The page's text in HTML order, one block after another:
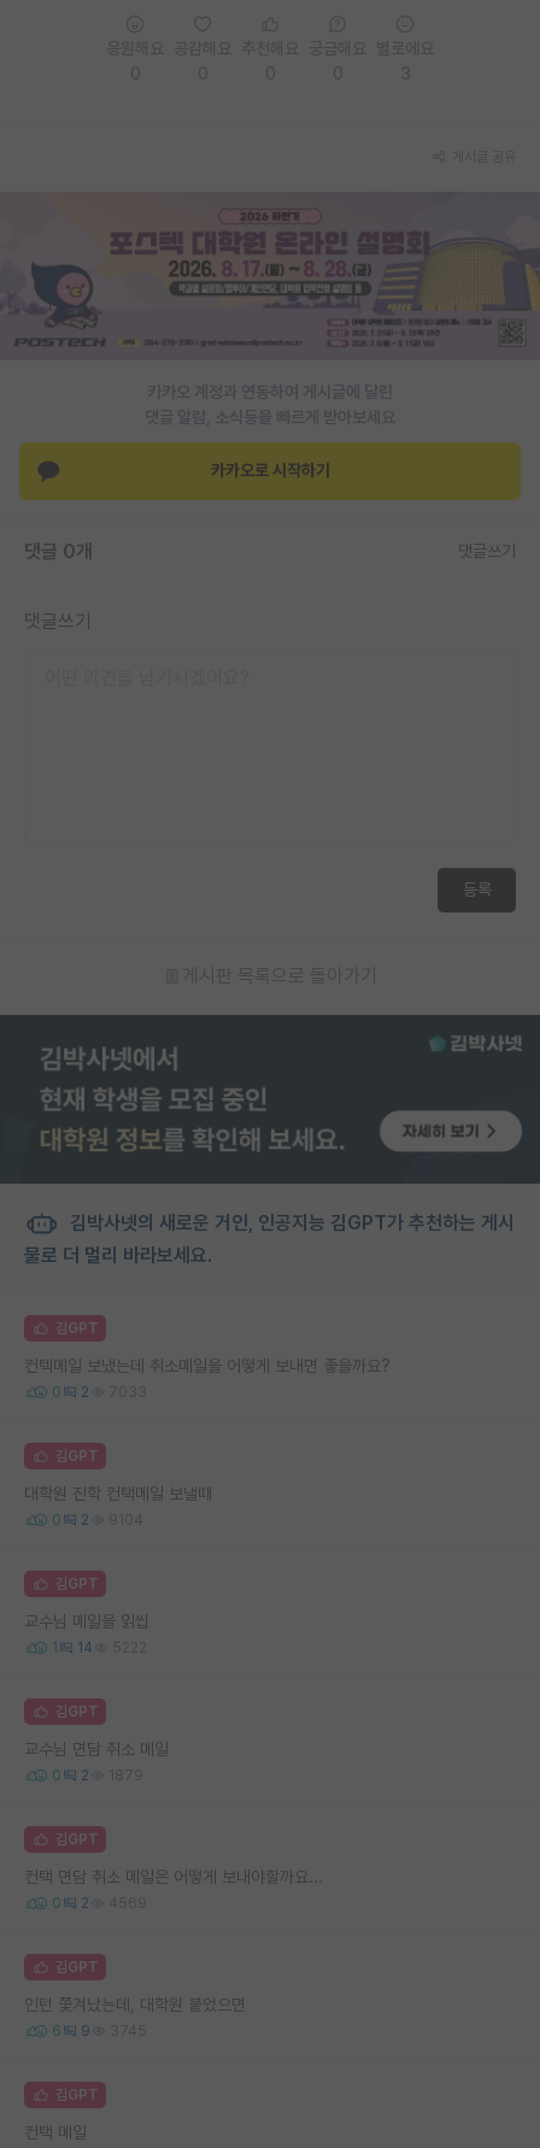
장학금/장학생 게시판
학술 정보 게시판
홍보 게시판
이벤트
반도체 아카데미
재팬라운지 🌸
카카오 계정과 연동하여 게시글에 달린
댓글 알람, 소식등을 빠르게 받아보세요
카카오로 시작하기
댓글 0개 댓글쓰기
댓글쓰기
등록
게시판 목록으로 돌아가기
김박사넷의 새로운 거인, 인공지능 김GPT가 추천하는 게시
물로 더 멀리 바라보세요.
김GPT
컨텍메일 보냈는데 취소메일을 어떻게 보내면 좋을까요?
0 2 7033
김GPT
대학원 진학 컨택메일 보낼때
0 2 9104
김GPT
교수님 메일을 읽씹
1 14 5222
김GPT
교수님 면담 취소 메일
0 2 1879
김GPT
컨택 면담 취소 메일은 어떻게 보내야할까요...
0 2 4569
김GPT
인턴 쫓겨났는데, 대학원 붙었으면
6 9 3745
김GPT
컨택 메일